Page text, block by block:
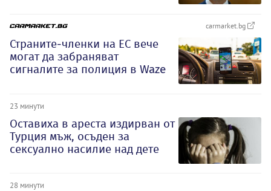
carmarket.bg
Страните-членки на ЕС вече
могат да забраняват
сигналите за полиция в Waze
23 минути
Оставиха в ареста издирван от
Турция мъж, осъден за
сексуално насилие над дете
28 минути